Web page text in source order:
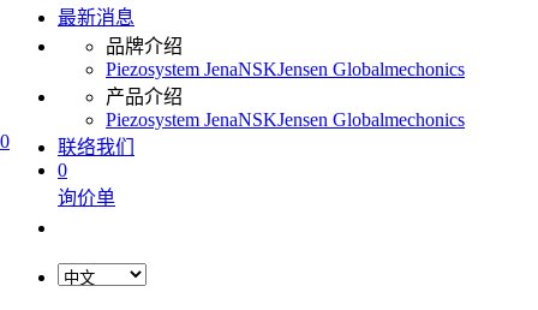
0
最新消息
品牌介绍
Piezosystem JenaNSKJensen Globalmechonics
产品介绍
Piezosystem JenaNSKJensen Globalmechonics
联络我们
0
询价单